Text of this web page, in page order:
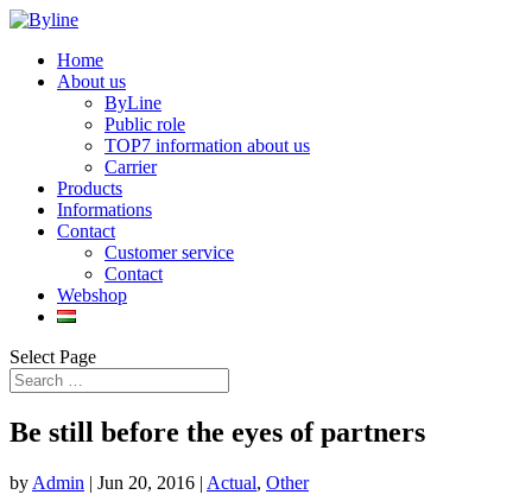
Home
About us
ByLine
Public role
TOP7 information about us
Carrier
Products
Informations
Contact
Customer service
Contact
Webshop
Select Page
Be still before the eyes of partners
by Admin | Jun 20, 2016 | Actual, Other